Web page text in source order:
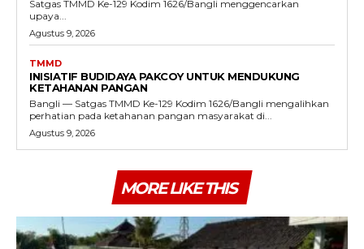
Satgas TMMD Ke-129 Kodim 1626/Bangli menggencarkan
upaya...
Agustus 9, 2026
TMMD
INISIATIF BUDIDAYA PAKCOY UNTUK MENDUKUNG
KETAHANAN PANGAN
Bangli — Satgas TMMD Ke-129 Kodim 1626/Bangli mengalihkan
perhatian pada ketahanan pangan masyarakat di...
Agustus 9, 2026
MORE LIKE THIS